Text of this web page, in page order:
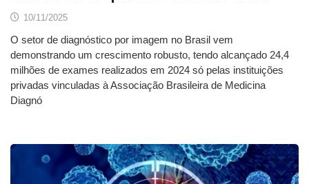
10/11/2025
O setor de diagnóstico por imagem no Brasil vem
demonstrando um crescimento robusto, tendo alcançado 24,4
milhões de exames realizados em 2024 só pelas instituições
privadas vinculadas à Associação Brasileira de Medicina
Diagnó